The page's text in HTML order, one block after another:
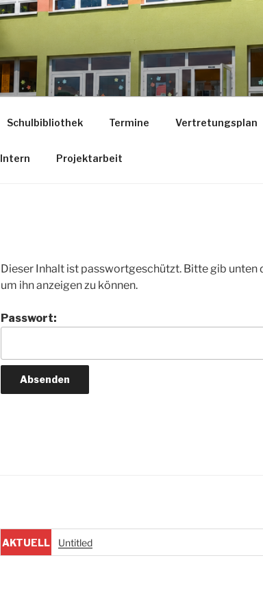
Schulbibliothek Termine Vertretungsplan
Intern Projektarbeit
Dieser Inhalt ist passwortgeschützt. Bitte gib unten
um ihn anzeigen zu können.
Passwort:
AKTUELL Untitled